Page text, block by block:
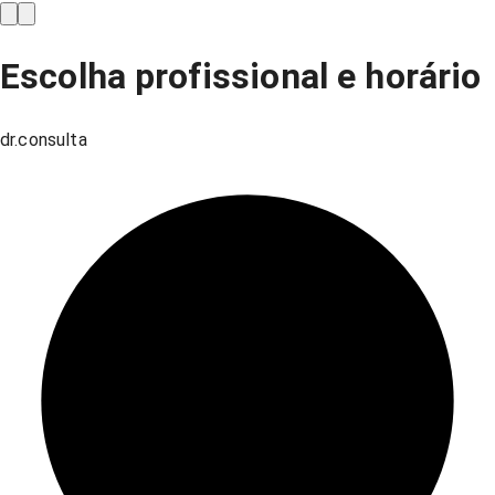
Escolha profissional e horário
dr.consulta